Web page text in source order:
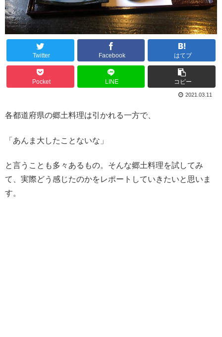
Twitter Facebook はてブ
Pocket LINE コピー
2021.03.11
各都道府県の郷土料理は引かれる一方で、
「あんま大したことないな」
と言うことも多々あるもの。そんな郷土料理を試してみ
て、実際どう感じたのかをレポートしていきたいと思いま
す。